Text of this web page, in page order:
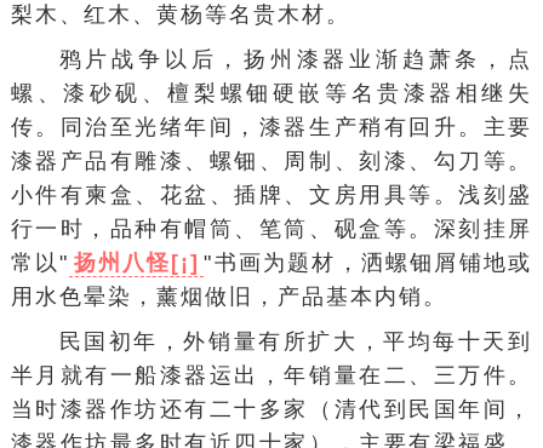
梨木、红木、黄杨等名贵木材。
鸦片战争以后，扬州漆器业渐趋萧条，点
螺、漆砂砚、檀梨螺钿硬嵌等名贵漆器相继失
传。同治至光绪年间，漆器生产稍有回升。主要
漆器产品有雕漆、螺钿、周制、刻漆、勾刀等。
小件有柬盒、花盆、插牌、文房用具等。浅刻盛
行一时，品种有帽筒、笔筒、砚盒等。深刻挂屏
常以" 扬州八怪[¡] "书画为题材，洒螺钿屑铺地或
用水色晕染，薰烟做旧，产品基本内销。
民国初年，外销量有所扩大，平均每十天到
半月就有一船漆器运出，年销量在二、三万件。
当时漆器作坊还有二十多家（清代到民国年间，
漆器作坊最多时有近四十家），主要有梁福盛、